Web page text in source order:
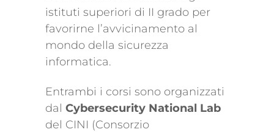
istituti superiori di II grado per
favorirne l’avvicinamento al
mondo della sicurezza
informatica.
Entrambi i corsi sono organizzati
dal Cybersecurity National Lab
del CINI (Consorzio